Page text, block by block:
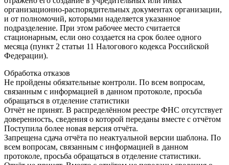
организационно-распорядительных документах организации,
и от полномочий, которыми наделяется указанное
подразделение. При этом рабочее место считается
стационарным, если оно создается на срок более одного
месяца (пункт 2 статьи 11 Налогового кодекса Российской
Федерации).
Обработка отказов
Не пройдены обязательные контроли. По всем вопросам,
связанным с информацией в данном протоколе, просьба
обращаться в отделение статистики
Отчёт не принят. В распределённом реестре ФНС отсутствует
доверенность, сведения о которой переданы вместе с отчётом
Поступила более новая версия отчёта.
Запрещена сдача отчёта по неактуальной версии шаблона. По
всем вопросам, связанным с информацией в данном
протоколе, просьба обращаться в отделение статистики.